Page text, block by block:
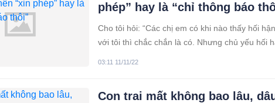
phép” hay là “chỉ thông báo
Cho tôi hỏi: “Các chị em có khi nào thấy hối
với tôi thì chắc chắn là có. Nhưng chủ yếu hối
03:11 11/11/22
Con trai mất không bao lâu,